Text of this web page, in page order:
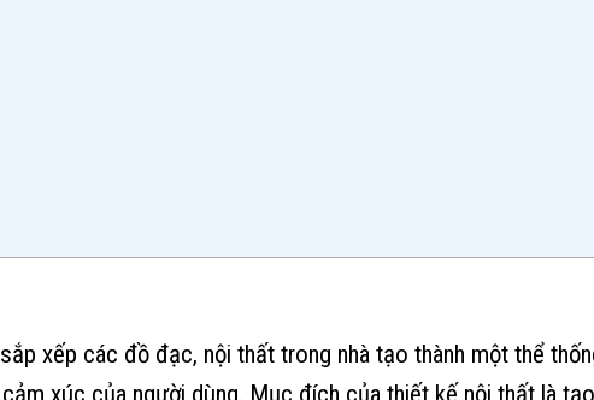
xếp các đồ đạc, nội thất trong nhà tạo thành một thể
xúc của người dùng. Mục đích của thiết kế nội thất là